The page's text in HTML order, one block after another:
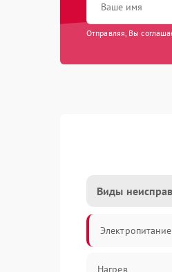
Отправляя, Вы
Виды
Электропитание
Нагрев